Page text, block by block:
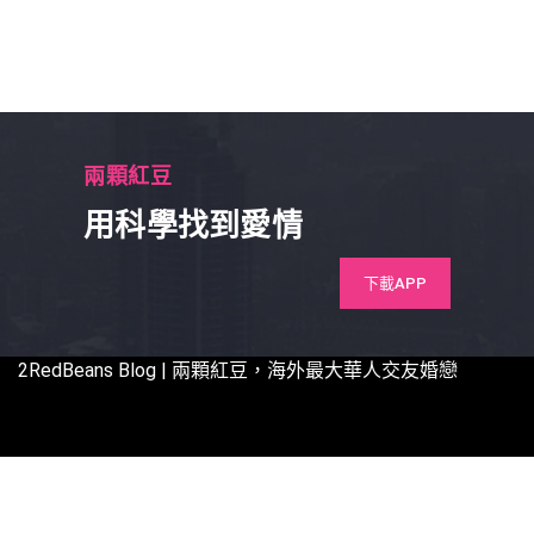
兩顆紅豆
用科學找到愛情
下載APP
2RedBeans Blog | 兩顆紅豆，海外最大華人交友婚戀